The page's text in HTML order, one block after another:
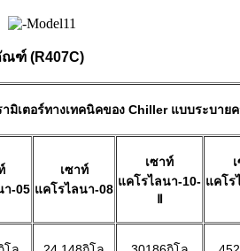
ณฑ์ (R407C)
มิเตอร์ทางเทคนิคของ Chiller แบบระบาย
า-05
เซาท์
แคโรไลนา-08
เซาท์
แคโรไลนา-10-
Ⅱ
แคโร